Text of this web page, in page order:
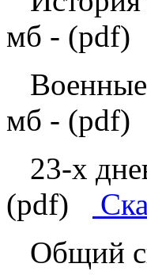
мб - (pdf)
Военные
мб - (pdf)
23-х
(pdf)
Общий